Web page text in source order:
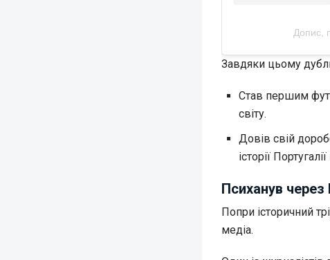
Допис,
Завдяки цьому
Став першим
світу.
Довів свій
історії
Психанув через
Попри історичний
медіа.